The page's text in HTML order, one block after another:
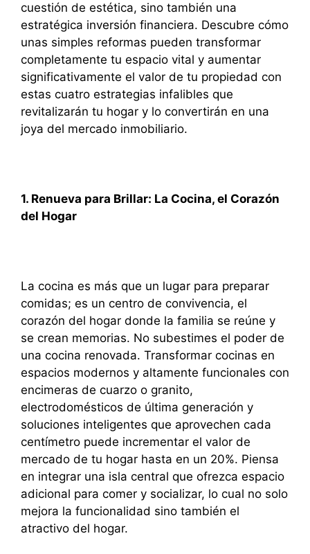
cuestión de estética, sino también una
estratégica inversión financiera. Descubre cómo
unas simples reformas pueden transformar
completamente tu espacio vital y aumentar
significativamente el valor de tu propiedad con
estas cuatro estrategias infalibles que
revitalizarán tu hogar y lo convertirán en una
joya del mercado inmobiliario.
1. Renueva para Brillar: La Cocina, el Corazón
del Hogar
La cocina es más que un lugar para preparar
comidas; es un centro de convivencia, el
corazón del hogar donde la familia se reúne y
se crean memorias. No subestimes el poder de
una cocina renovada. Transformar cocinas en
espacios modernos y altamente funcionales con
encimeras de cuarzo o granito,
electrodomésticos de última generación y
soluciones inteligentes que aprovechen cada
centímetro puede incrementar el valor de
mercado de tu hogar hasta en un 20%. Piensa
en integrar una isla central que ofrezca espacio
adicional para comer y socializar, lo cual no solo
mejora la funcionalidad sino también el
atractivo del hogar.